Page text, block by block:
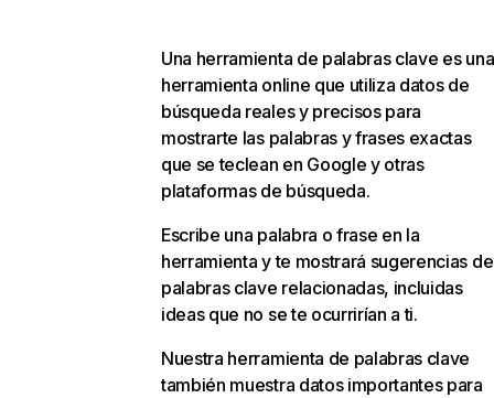
Una herramienta de palabras clave es una
herramienta online que utiliza datos de
búsqueda reales y precisos para
mostrarte las palabras y frases exactas
que se teclean en Google y otras
plataformas de búsqueda.
Escribe una palabra o frase en la
herramienta y te mostrará sugerencias de
palabras clave relacionadas, incluidas
ideas que no se te ocurrirían a ti.
Nuestra herramienta de palabras clave
también muestra datos importantes para